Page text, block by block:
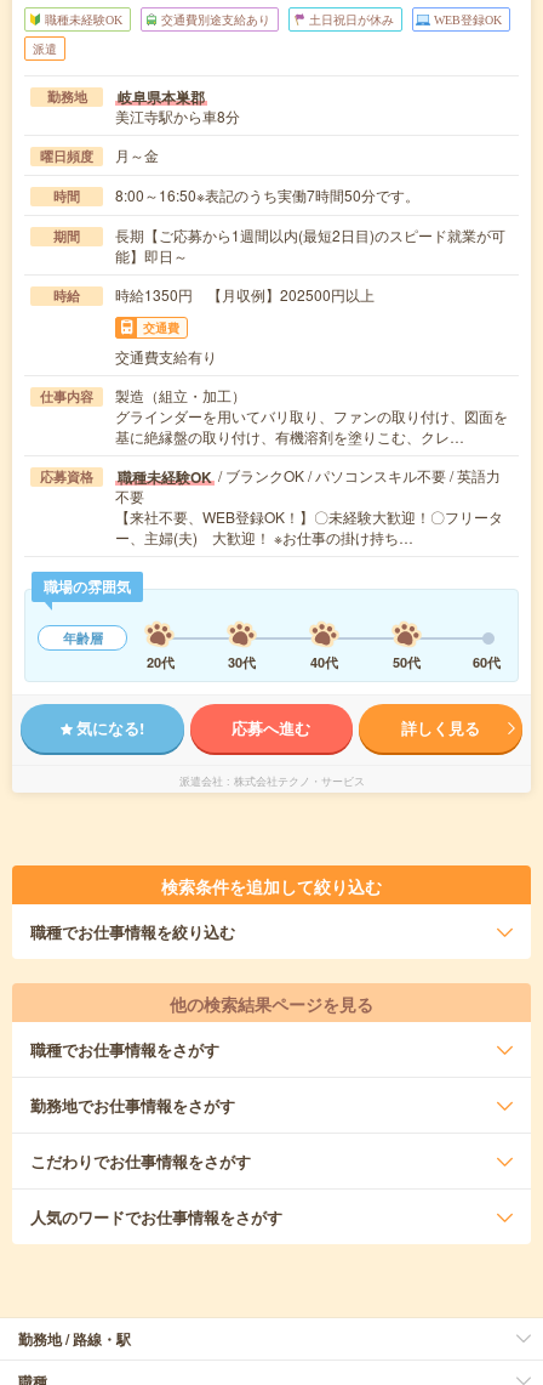
職種未経験OK 交通費別途支給あり 土日祝日が休み WEB登録OK
派遣
勤務地 岐阜県本巣郡
美江寺駅から車8分
曜日頻度 月～金
時間 8:00～16:50※表記のうち実働7時間50分です。
期間
長期【ご応募から1週間以内(最短2日目)のスピード就業が可
能】即日～
時給 時給1350円 【月収例】202500円以上
交通費
交通費支給有り
仕事内容
製造（組立・加工）
グラインダーを用いてバリ取り、ファンの取り付け、図面を
基に絶縁盤の取り付け、有機溶剤を塗りこむ、クレ…
応募資格 職種未経験OK / ブランクOK / パソコンスキル不要 / 英語力
不要
【来社不要、WEB登録OK！】〇未経験大歓迎！〇フリータ
ー、主婦(夫) 大歓迎！ ※お仕事の掛け持ち…
職場の雰囲気
年齢層
20代
30代 40代 50代 60代
気になる! 応募へ進む 詳しく見る
派遣会社 株式会社テクノ・サービス
検索条件を追加して絞り込む
職種でお仕事情報を絞り込む
他の検索結果ページを見る
職種でお仕事情報をさがす
勤務地でお仕事情報をさがす
こだわりでお仕事情報をさがす
人気のワードでお仕事情報をさがす
勤務地 / 路線・駅